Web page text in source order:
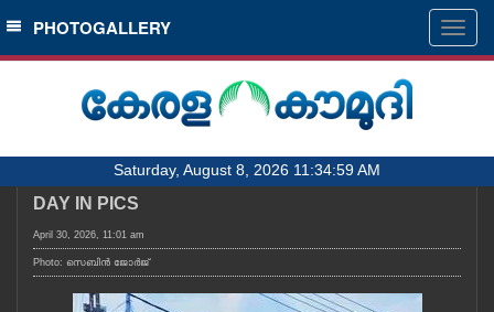
SECTIONS
HOME
NOTIFIED NEWS
KERALA
PHOTOGALLERY
Saturday, August 8, 2026 11:34:59 AM
DAY IN PICS
April 30, 2026, 11:01 am
Photo: സെബിൻ ജോർജ്